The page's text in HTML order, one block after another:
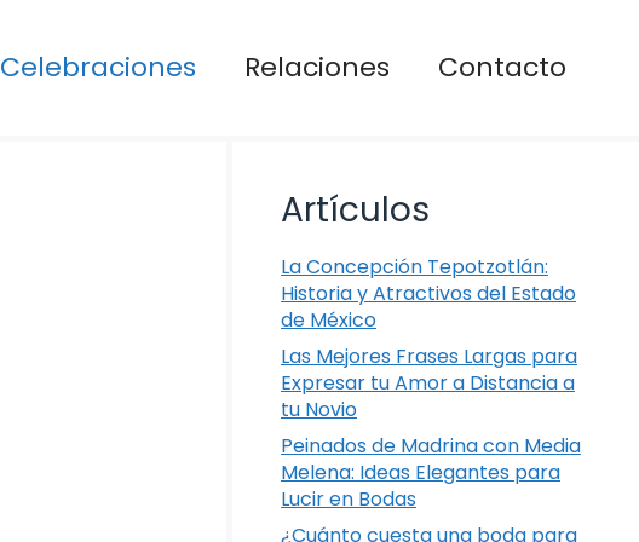
Celebraciones Relaciones Contacto
Artículos
La Concepción Tepotzotlán:
Historia y Atractivos del Estado
de México
Las Mejores Frases Largas para
Expresar tu Amor a Distancia a
tu Novio
Peinados de Madrina con Media
Melena: Ideas Elegantes para
Lucir en Bodas
¿Cuánto cuesta una boda para